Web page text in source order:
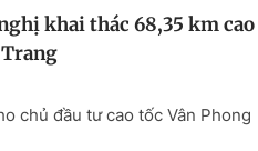
khai thác 68,35 km cao
chủ đầu tư cao tốc Vân Phong